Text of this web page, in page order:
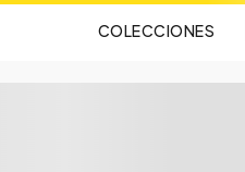
COLECCIONES